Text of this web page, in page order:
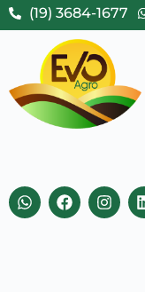
(19) 3684-1677